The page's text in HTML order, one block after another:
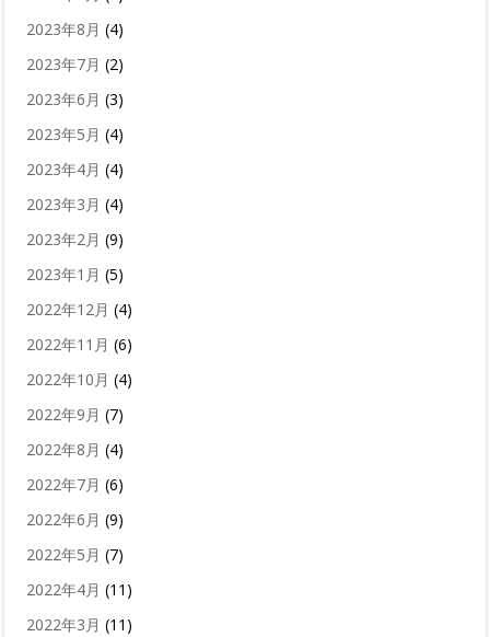
2023年8月 (4)
2023年7月 (2)
2023年6月 (3)
2023年5月 (4)
2023年4月 (4)
2023年3月 (4)
2023年2月 (9)
2023年1月 (5)
2022年12月 (4)
2022年11月 (6)
2022年10月 (4)
2022年9月 (7)
2022年8月 (4)
2022年7月 (6)
2022年6月 (9)
2022年5月 (7)
2022年4月 (11)
2022年3月 (11)